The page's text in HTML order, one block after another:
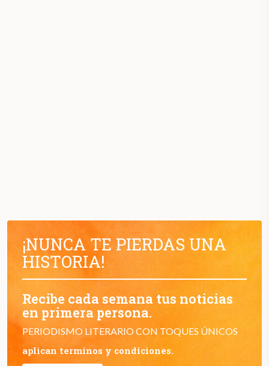
¡NUNCA TE PIERDAS UNA
HISTORIA!
Recibe cada semana tus noticias
en primera persona.
PERIODISMO LITERARIO CON TOQUES ÚNICOS
aplican terminos y condiciones.